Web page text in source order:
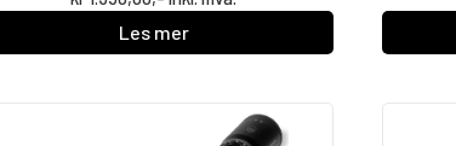
Les mer